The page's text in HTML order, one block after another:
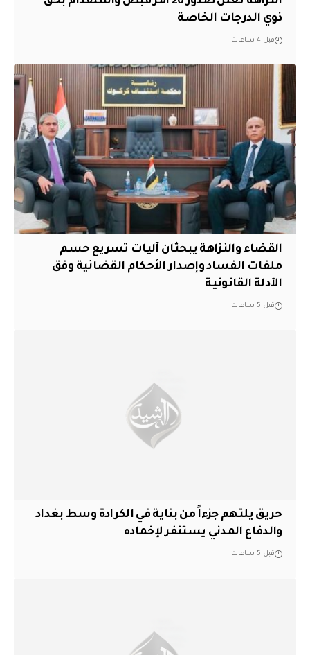
ذوي الدرجات الخاصة
قبل 4 ساعات
القضاء والنزاهة يبحثان آليات تسريع حسم
ملفات الفساد وإصدار الأحكام القضائية وفق
الأدلة القانونية
قبل 5 ساعات
حريق يلتهم جزءاً من بناية في الكرادة وسط بغداد
والدفاع المدني يستنفر لإخماده
قبل 5 ساعات